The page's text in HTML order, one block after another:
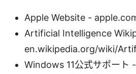
Apple Website -
Artificial Intelligence
en.wikipedia.org/wiki/
Windows 11公式サポート -